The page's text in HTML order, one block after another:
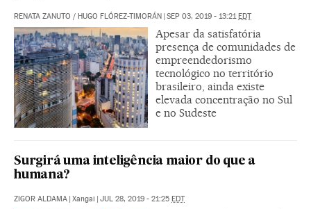
RENATA ZANUTO / HUGO FLÓREZ-TIMORÁN SEP 03, 2019 - 13:21 EDT
Apesar da satisfatória
presença de comunidades de
empreendedorismo
tecnológico no território
brasileiro, ainda existe
elevada concentração no Sul
e no Sudeste
Surgirá uma inteligência maior do que a
humana?
ZIGOR ALDAMA | Xangai | JUL 28, 2019 - 21:25 EDT